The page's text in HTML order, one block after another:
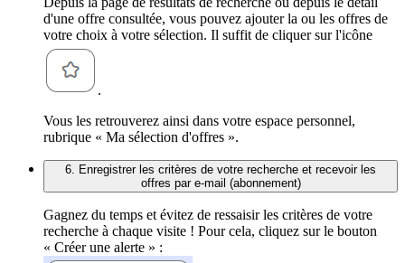
d'une offre consultée, vous pouvez ajouter la ou les offres de
votre choix à votre sélection. Il suffit de cliquer sur l'icône
.
Vous les retrouverez ainsi dans votre espace personnel,
rubrique « Ma sélection d'offres ».
6. Enregistrer les critères de votre recherche et recevoir les
offres par e-mail (abonnement)
Gagnez du temps et évitez de ressaisir les critères de votre
recherche à chaque visite ! Pour cela, cliquez sur le bouton
« Créer une alerte » :